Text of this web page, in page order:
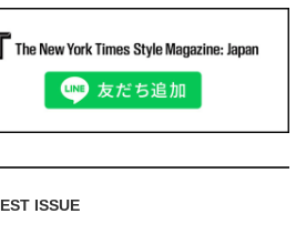
ISSUE